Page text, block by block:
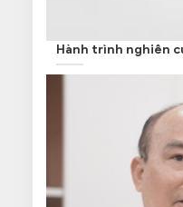
Hành trình nghiên